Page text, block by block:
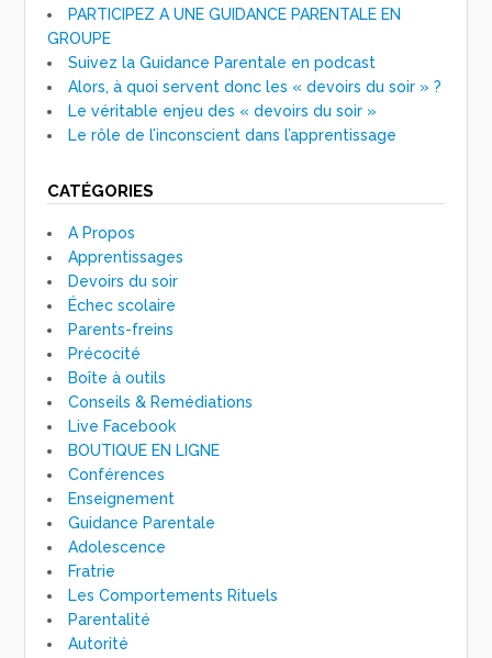
PARTICIPEZ A UNE GUIDANCE PARENTALE EN
GROUPE
Suivez la Guidance Parentale en podcast
Alors, à quoi servent donc les « devoirs du soir » ?
Le véritable enjeu des « devoirs du soir »
Le rôle de l’inconscient dans l’apprentissage
CATÉGORIES
A Propos
Apprentissages
Devoirs du soir
Échec scolaire
Parents-freins
Précocité
Boîte à outils
Conseils & Remédiations
Live Facebook
BOUTIQUE EN LIGNE
Conférences
Enseignement
Guidance Parentale
Adolescence
Fratrie
Les Comportements Rituels
Parentalité
Autorité